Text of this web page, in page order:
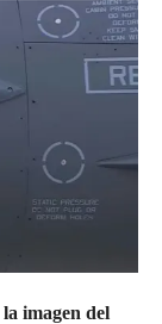
la imagen del